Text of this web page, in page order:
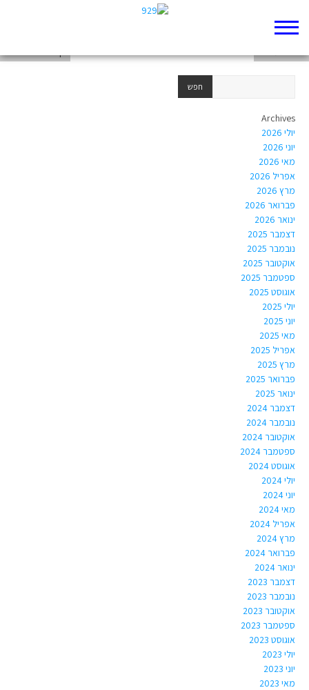
Archives
יולי 2026
יוני 2026
מאי 2026
אפריל 2026
מרץ 2026
פברואר 2026
ינואר 2026
דצמבר 2025
נובמבר 2025
אוקטובר 2025
ספטמבר 2025
אוגוסט 2025
יולי 2025
יוני 2025
מאי 2025
אפריל 2025
מרץ 2025
פברואר 2025
ינואר 2025
דצמבר 2024
נובמבר 2024
אוקטובר 2024
ספטמבר 2024
אוגוסט 2024
יולי 2024
יוני 2024
מאי 2024
אפריל 2024
מרץ 2024
פברואר 2024
ינואר 2024
דצמבר 2023
נובמבר 2023
אוקטובר 2023
ספטמבר 2023
אוגוסט 2023
יולי 2023
יוני 2023
מאי 2023